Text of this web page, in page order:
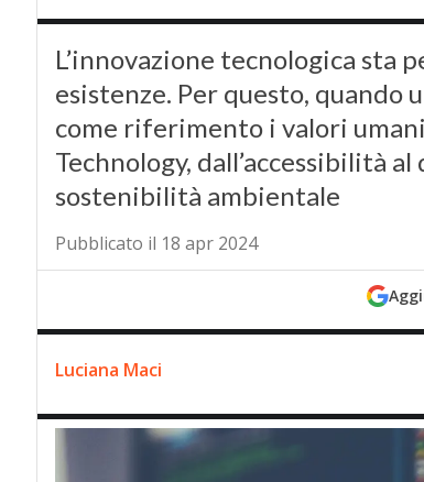
L’innovazione tecnologica sta
esistenze. Per questo, quando
come riferimento i valori
Technology, dall’accessibilità
sostenibilità ambientale
Pubblicato il 18 apr 2024
Luciana Maci